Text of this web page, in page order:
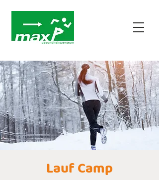
Lauf Camp